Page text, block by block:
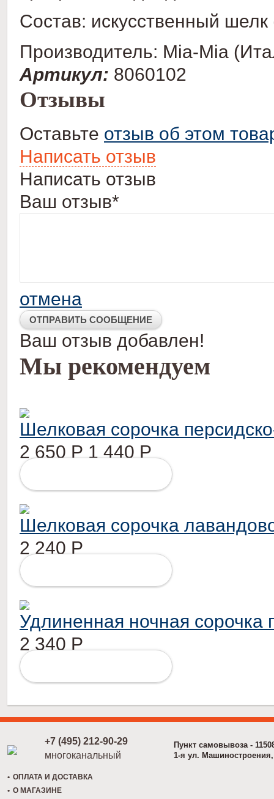
Состав: искусственный
Производитель: Mia-Mia
Артикул: 8060102
Отзывы
Оставьте отзыв об этом
Написать отзыв
Написать отзыв
Ваш отзыв*
отмена
Ваш отзыв добавлен!
Мы рекомендуем
Шелковая сорочка
2 650 Р 1 440 Р
Шелковая сорочка
2 240 Р
Удлиненная ночная сорочка
2 340 Р
+7 (495) 212-90-29
многоканальный
Пункт самовывоза -
1-я ул.
ОПЛАТА И ДОСТАВКА
О МАГАЗИНЕ